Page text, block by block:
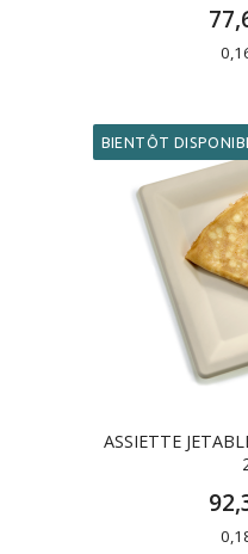
ASSIETTE
BIENTÔT